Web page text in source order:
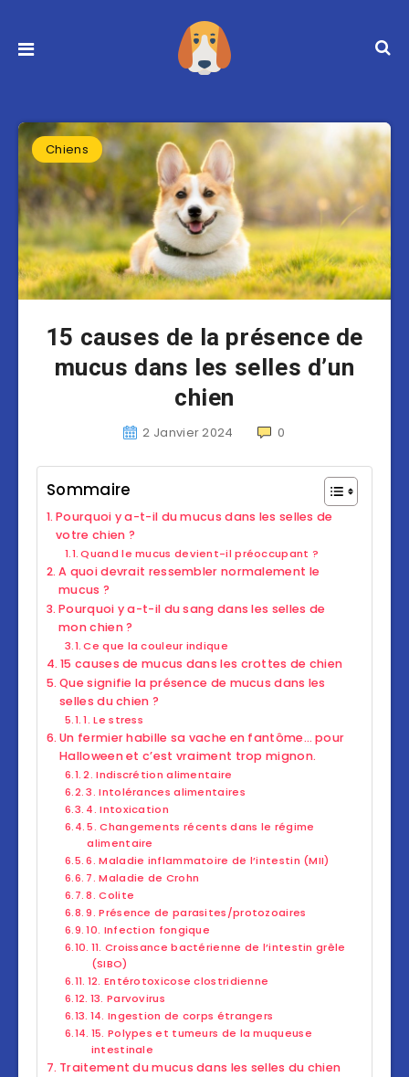
Chiens
15 causes de la présence de
mucus dans les selles d’un
chien
2 Janvier 2024 0
Sommaire
Pourquoi y a-t-il du mucus dans les selles de
votre chien ?
Quand le mucus devient-il préoccupant ?
A quoi devrait ressembler normalement le
mucus ?
Pourquoi y a-t-il du sang dans les selles de
mon chien ?
Ce que la couleur indique
15 causes de mucus dans les crottes de chien
Que signifie la présence de mucus dans les
selles du chien ?
1. Le stress
Un fermier habille sa vache en fantôme… pour
Halloween et c’est vraiment trop mignon.
2. Indiscrétion alimentaire
3. Intolérances alimentaires
4. Intoxication
5. Changements récents dans le régime
alimentaire
6. Maladie inflammatoire de l’intestin (MII)
7. Maladie de Crohn
8. Colite
9. Présence de parasites/protozoaires
10. Infection fongique
11. Croissance bactérienne de l’intestin grêle
(SIBO)
12. Entérotoxicose clostridienne
13. Parvovirus
14. Ingestion de corps étrangers
15. Polypes et tumeurs de la muqueuse
intestinale
Traitement du mucus dans les selles du chien